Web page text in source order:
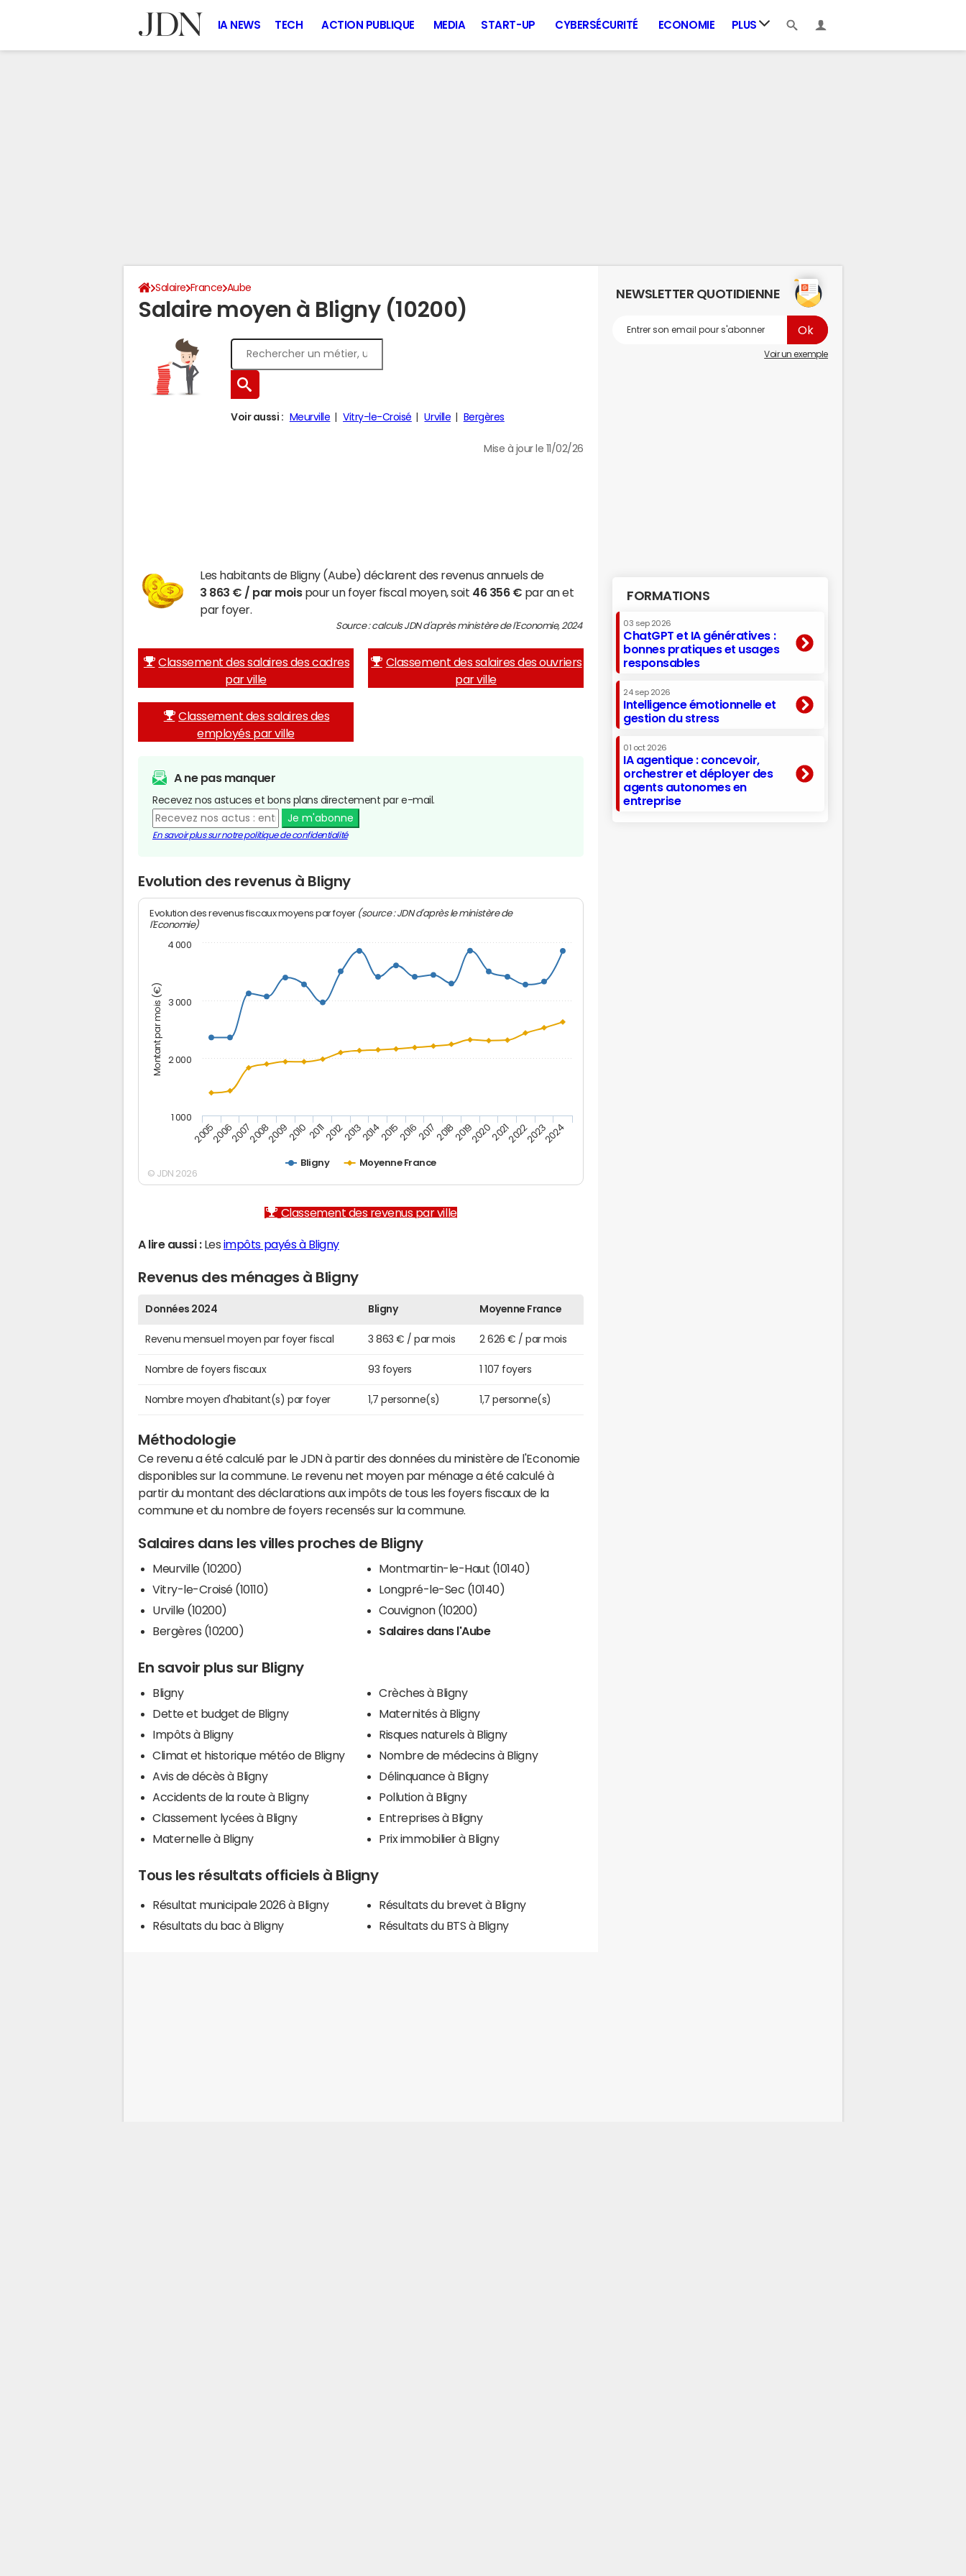
IA NEWS TECH ACTION PUBLIQUE MEDIA START-UP CYBERSÉCURITÉ ECONOMIE PLUS
Salaire France Aube
Salaire moyen à Bligny (10200)
Voir aussi : Meurville Vitry-le-Croisé Urville Bergères
Mise à jour le 11/02/26
Les habitants de Bligny (Aube) déclarent des revenus annuels de
3 863 € / par moispour un foyer fiscal moyen, soit 46 356 € par an et
par foyer.
Source : calculs JDN d'après ministère de l'Economie, 2024
Classement des salaires des cadres
par ville
Classement des salaires des ouvriers
par ville
Classement des salaires des
employés par ville
A ne pas manquer
Recevez nos astuces et bons plans directement par e-mail.
Je m'abonne
En savoir plus sur notre politique de confidentialité
Evolution des revenus à Bligny
Montant par mois (€)
Evolution des revenus fiscaux moyens par foyer (source : JDN d'après le ministère de
l'Economie)
Bligny Moyenne France
200520062007200820092010 20112012201320142015201620172018201920202021202220232024
1 000
2 000
3 000
4 000
© JDN 2026
Classement des revenus par ville
A lire aussi :Les impôts payés à Bligny
Revenus des ménages à Bligny
Données 2024 Bligny Moyenne France
Revenu mensuel moyen par foyer fiscal 3 863 € / par mois 2 626 € / par mois
Nombre de foyers fiscaux 93 foyers 1 107 foyers
Nombre moyen d'habitant(s) par foyer 1,7 personne(s) 1,7 personne(s)
Méthodologie
Ce revenu a été calculé par le JDN à partir des données du ministère de l'Economie
disponibles sur la commune. Le revenu net moyen par ménage a été calculé à
partir du montant des déclarations aux impôts de tous les foyers fiscaux de la
commune et du nombre de foyers recensés sur la commune.
Salaires dans les villes proches de Bligny
Meurville (10200)
Vitry-le-Croisé (10110)
Urville (10200)
Bergères (10200)
Montmartin-le-Haut (10140)
Longpré-le-Sec (10140)
Couvignon (10200)
Salaires dans l'Aube
En savoir plus sur Bligny
Bligny
Dette et budget de Bligny
Impôts à Bligny
Climat et historique météo de Bligny
Avis de décès à Bligny
Accidents de la route à Bligny
Classement lycées à Bligny
Maternelle à Bligny
Crèches à Bligny
Maternités à Bligny
Risques naturels à Bligny
Nombre de médecins à Bligny
Délinquance à Bligny
Pollution à Bligny
Entreprises à Bligny
Prix immobilier à Bligny
Tous les résultats officiels à Bligny
Résultat municipale 2026 à Bligny
Résultats du bac à Bligny
Résultats du brevet à Bligny
Résultats du BTS à Bligny
NEWSLETTER QUOTIDIENNE
Voir un exemple
FORMATIONS
03 sep 2026
ChatGPT et IA génératives :
bonnes pratiques et usages
responsables
24 sep 2026
Intelligence émotionnelle et
gestion du stress
01 oct 2026
IA agentique : concevoir,
orchestrer et déployer des
agents autonomes en
entreprise